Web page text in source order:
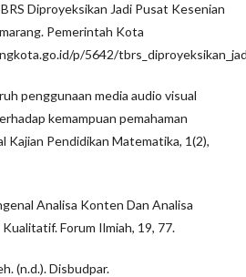
Diproyeksikan Jadi Pusat Kesenian
Pemerintah Kota
p/5642/
penggunaan media audio visual
kemampuan pemahaman
Kajian Pendidikan Matematika, 1(2),
Analisa Konten Dan Analisa
Forum Ilmiah, 19, 77.
(n.d.). Disbudpar.